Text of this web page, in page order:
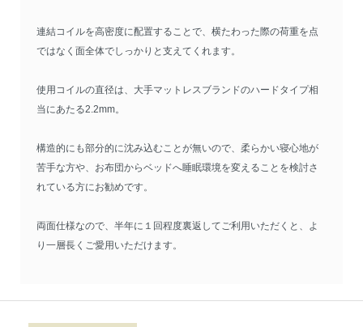
連結コイルを高密度に配置することで、横たわった際の荷重を点
ではなく面全体でしっかりと支えてくれます。
使用コイルの直径は、大手マットレスブランドのハードタイプ相
当にあたる2.2mm。
構造的にも部分的に沈み込むことが無いので、柔らかい寝心地が
苦手な方や、お布団からベッドへ睡眠環境を変えることを検討さ
れている方にお勧めです。
両面仕様なので、半年に１回程度裏返してご利用いただくと、よ
り一層長くご愛用いただけます。